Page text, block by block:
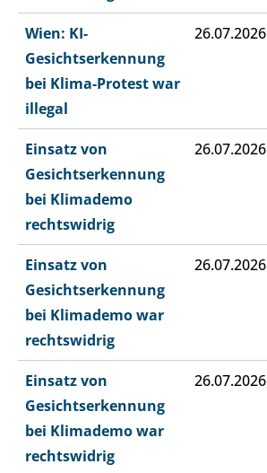
Wien: KI-
Gesichtserkennung
bei Klima-Protest war
illegal
26.07.2026
Einsatz von
Gesichtserkennung
bei Klimademo
rechtswidrig
26.07.2026
Einsatz von
Gesichtserkennung
bei Klimademo war
rechtswidrig
26.07.2026
Einsatz von
Gesichtserkennung
bei Klimademo war
rechtswidrig
26.07.2026